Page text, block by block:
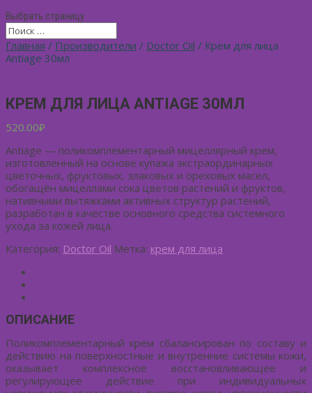
Выбрать страницу
Главная / Производители / Doctor Oil / Крем для лица
Antiage 30мл
КРЕМ ДЛЯ ЛИЦА ANTIAGE 30МЛ
520.00₽
Antiage — поликомплементарный мицеллярный крем,
изготовленный на основе купажа экстраординарных
цветочных, фруктовых, злаковых и ореховых масел,
обогащён мицеллами сока цветов растений и фруктов,
нативными вытяжками активных структур растений,
разработан в качестве основного средства системного
ухода за кожей лица.
Категория: Doctor Oil Метка: крем для лица
ОПИСАНИЕ
Поликомплементарный крем сбалансирован по составу и
действию на поверхностные и внутренние системы кожи,
оказывает комплексное восстановливающее и
регулирующее действие при индивидуальных